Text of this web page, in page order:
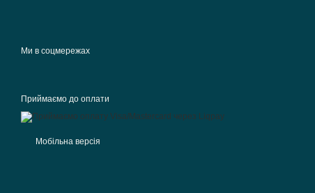
Ми в соцмережах
Приймаємо до оплати
Мобільна версія